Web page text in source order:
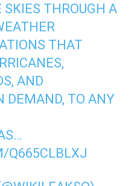
THROUGH A
THAT
AND
DEMAND, TO ANY
Q665CLBLXJ